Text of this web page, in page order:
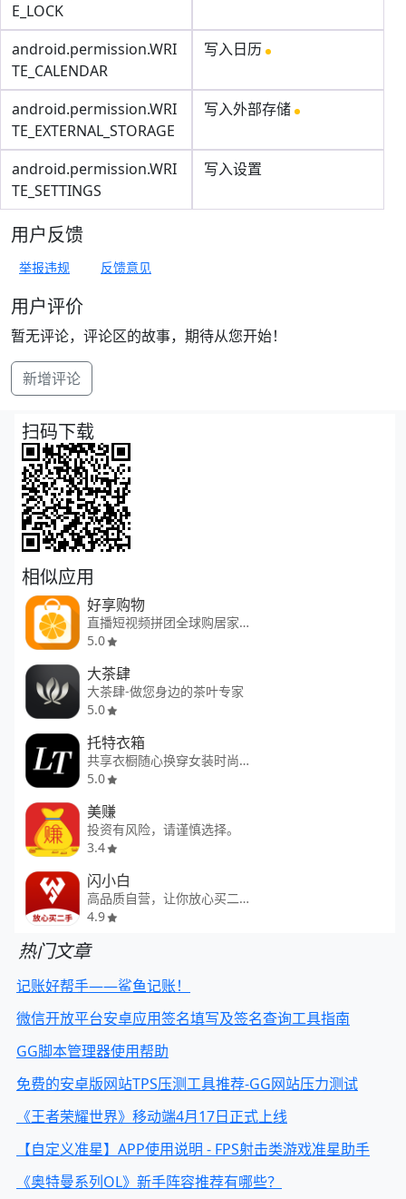
E_LOCK
android.permission.WRI
TE_CALENDAR
写入日历
android.permission.WRI
TE_EXTERNAL_STORAGE
写入外部存储
android.permission.WRI
TE_SETTINGS
写入设置
用户反馈
举报违规 反馈意见
用户评价
暂无评论，评论区的故事，期待从您开始！
新增评论
扫码下载
相似应用
好享购物
直播短视频拼团全球购居家生活
5.0
大茶肆
大茶肆-做您身边的茶叶专家
5.0
托特衣箱
共享衣橱随心换穿女装时尚租衣
5.0
美赚
投资有风险，请谨慎选择。
3.4
闪小白
高品质自营，让你放心买二手
4.9
热门文章
记账好帮手——鲨鱼记账！
微信开放平台安卓应用签名填写及签名查询工具指南
GG脚本管理器使用帮助
免费的安卓版网站TPS压测工具推荐-GG网站压力测试
《王者荣耀世界》移动端4月17日正式上线
【自定义准星】APP使用说明 - FPS射击类游戏准星助手
《奥特曼系列OL》新手阵容推荐有哪些？